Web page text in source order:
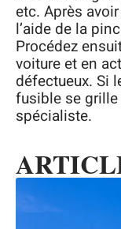
etc. Après
l’aide de la
Procédez
voiture et en
défectueux. Si
fusible se grille
spécialiste.